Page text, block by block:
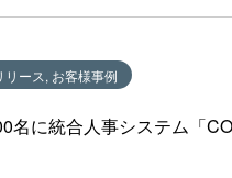
リース, お客様事例
名に統合人事システム「